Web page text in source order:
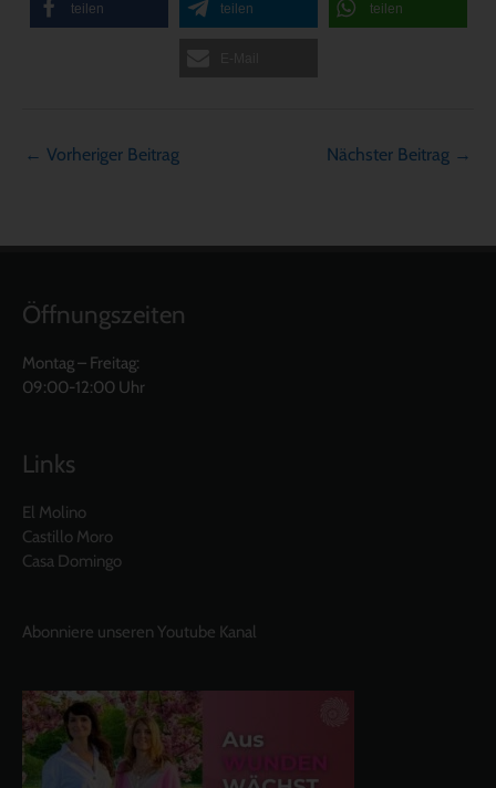
teilen teilen teilen
← Vorheriger Beitrag Nächster Beitrag →
Öffnungszeiten
Montag – Freitag:
09:00-12:00 Uhr
Links
El Molino
Castillo Moro
Casa Domingo
Abonniere unseren Youtube Kanal